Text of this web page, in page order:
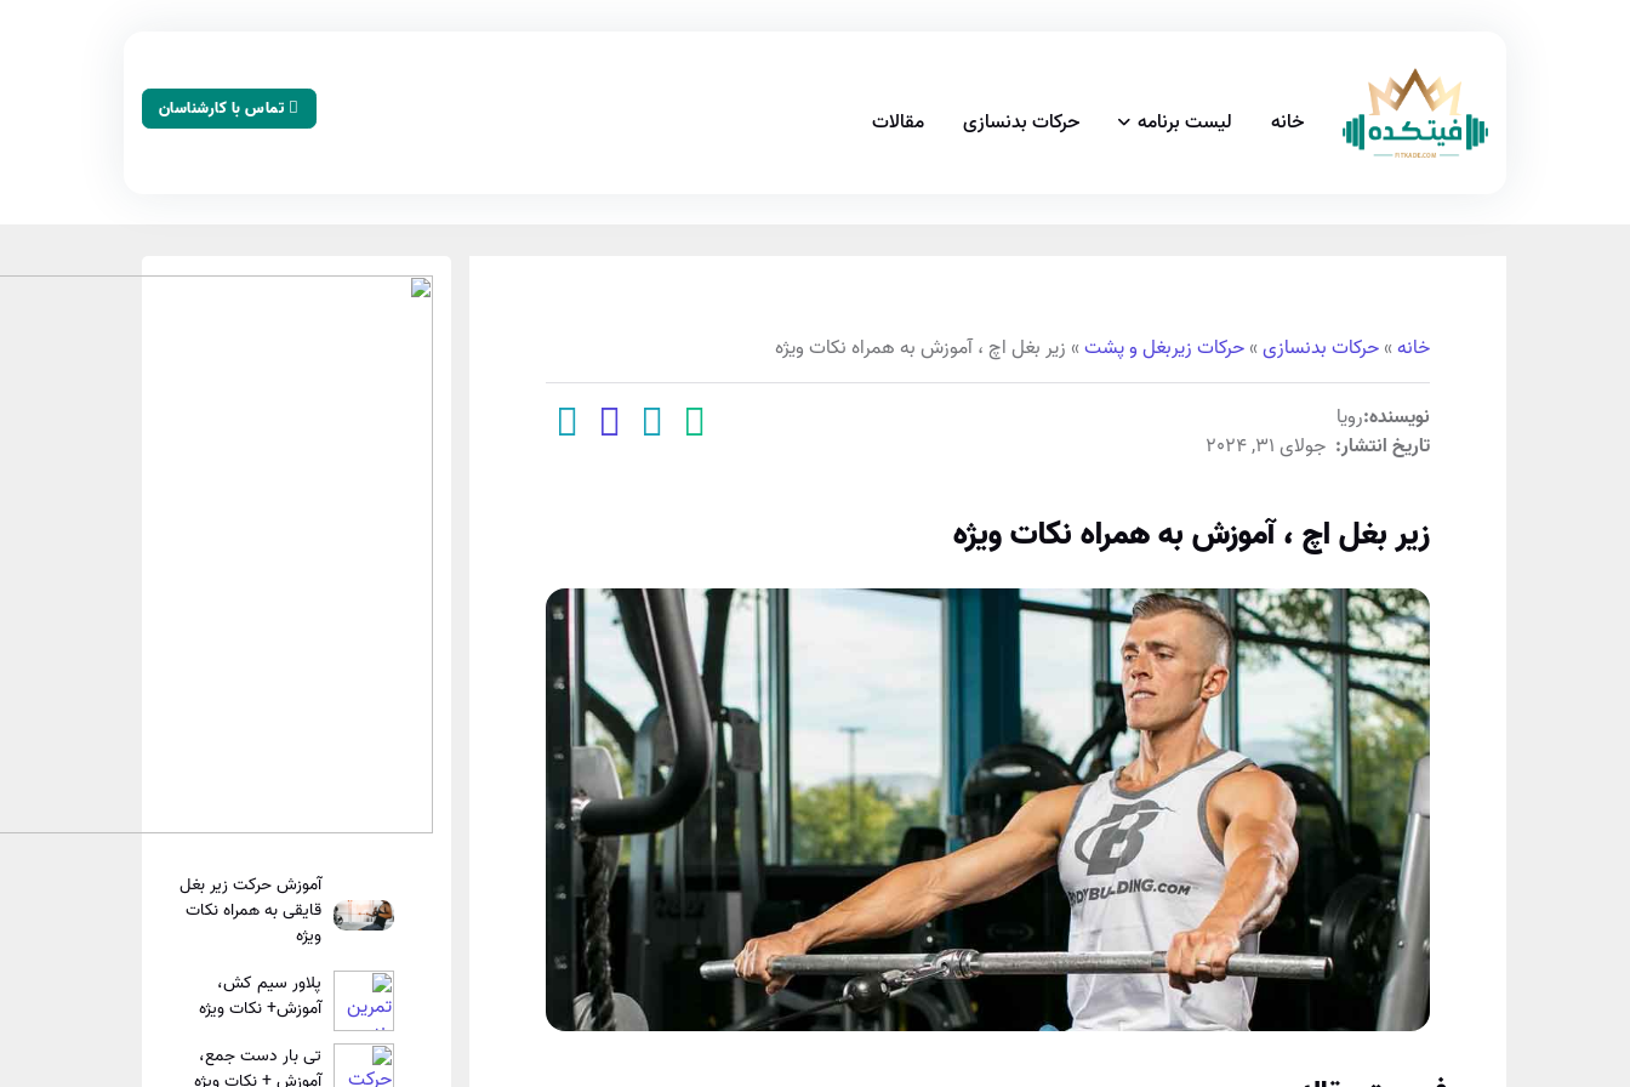
خانه لیست برنامه حرکات بدنسازی مقالات تماس با کارشناسان
خانه»حرکات بدنسازی»حرکات زیربغل و پشت» زیر بغل اچ ، آموزش به همراه نکات ویژه
نویسنده:رویا
تاریخ انتشار: جولای 31, 2024
زیر بغل اچ ، آموزش به همراه نکات ویژه
آموزش حرکت زیر بغل
قایقی به همراه نکات
ویژه
پلاور سیم کش،
آموزش+ نکات ویژه
تی بار دست جمع،
آموزش + نکات ویژه